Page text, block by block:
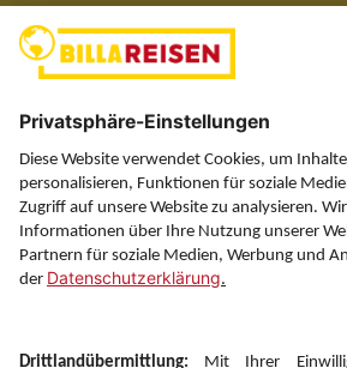
Über uns
Service
Information
Folgen Sie uns auf